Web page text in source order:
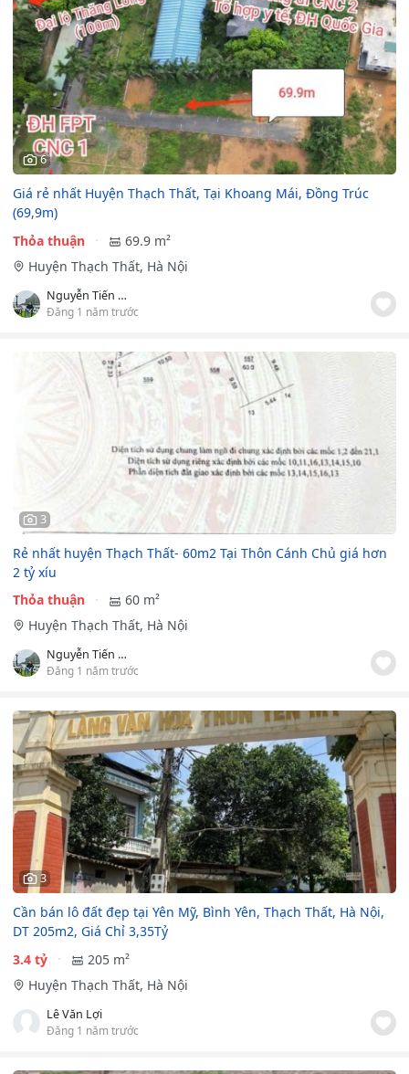
6
Giá rẻ nhất Huyện Thạch Thất, Tại Khoang Mái, Đồng Trúc
(69,9m)
Thỏa thuận
69.9 m²
Huyện Thạch Thất, Hà Nội
Nguyễn Tiến Việt
Đăng 1 năm trước
3
️Rẻ nhất huyện Thạch Thất- 60m2 Tại Thôn Cánh Chủ giá hơn
2 tỷ xíu
Thỏa thuận
60 m²
Huyện Thạch Thất, Hà Nội
Nguyễn Tiến Việt
Đăng 1 năm trước
3
Cần bán lô đất đẹp tại Yên Mỹ, Bình Yên, Thạch Thất, Hà Nội,
DT 205m2, Giá Chỉ 3,35Tỷ
3.4 tỷ
205 m²
Huyện Thạch Thất, Hà Nội
Lê Văn Lợi
Đăng 1 năm trước